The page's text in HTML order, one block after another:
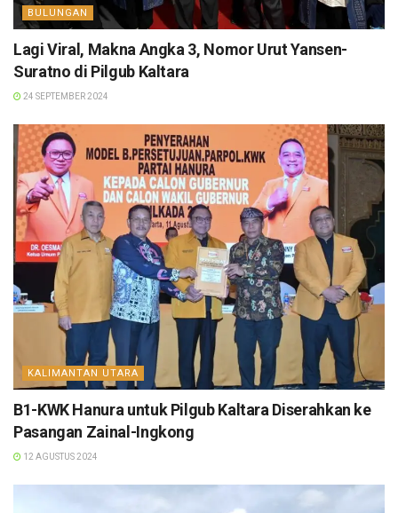
BULUNGAN
Lagi Viral, Makna Angka 3, Nomor Urut Yansen-
Suratno di Pilgub Kaltara
24 SEPTEMBER 2024
KALIMANTAN UTARA
B1-KWK Hanura untuk Pilgub Kaltara Diserahkan ke
Pasangan Zainal-Ingkong
12 AGUSTUS 2024